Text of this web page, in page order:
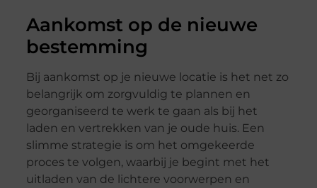
Aankomst op de nieuwe
bestemming
Bij aankomst op je nieuwe locatie is het net zo
belangrijk om zorgvuldig te plannen en
georganiseerd te werk te gaan als bij het
laden en vertrekken van je oude huis. Een
slimme strategie is om het omgekeerde
proces te volgen, waarbij je begint met het
uitladen van de lichtere voorwerpen en